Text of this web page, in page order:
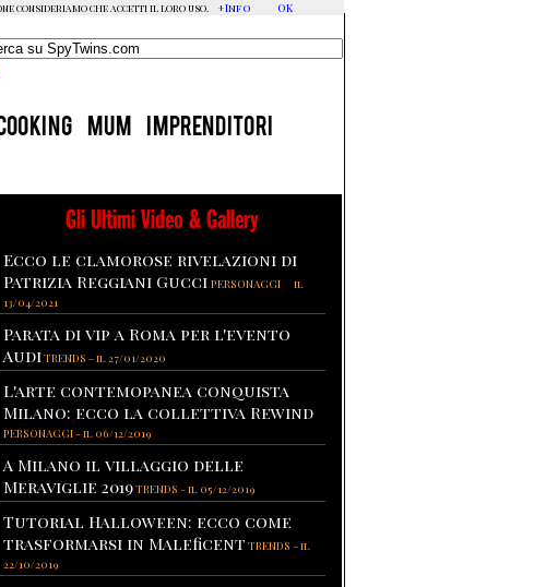
MUM IMPRENDITORI
Gli Ultimi Video & Gallery
Ecco le clamorose rivelazioni di
Patrizia Reggiani Gucci PERSONAGGI
il
13/04/2021
Parata di vip a Roma per l'evento
AudiTRENDS -il 27/01/2020
L'arte contemopanea conquista
Milano: ecco la collettiva Rewind
PERSONAGGI-il 06/12/2019
A Milano il villaggio delle
Meraviglie 2019TRENDS -il 05/12/2019
Tutorial Halloween: ecco come
trasformarsi in Maleficent TRENDS -il
22/10/2019
consideriamo che accetti il loro uso. +Info OK